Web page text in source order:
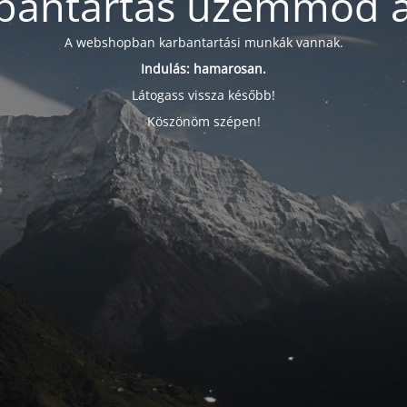
A webshopban karbantartási munkák vannak.
Indulás: hamarosan.
Látogass vissza később!
Köszönöm szépen!